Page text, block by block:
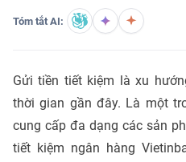
Tóm tắt AI:
Gửi tiền tiết kiệm là xu
thời gian gần đây. Là một
cung cấp đa dạng các sản
tiết kiệm ngân hàng